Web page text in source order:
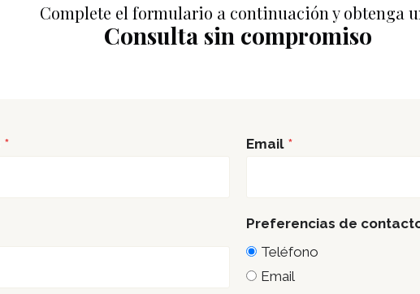
Complete el formulario a continuación y obtenga
Consulta sin compromiso
* Email *
Preferencias de
Preferencias
de
Teléfono
Email